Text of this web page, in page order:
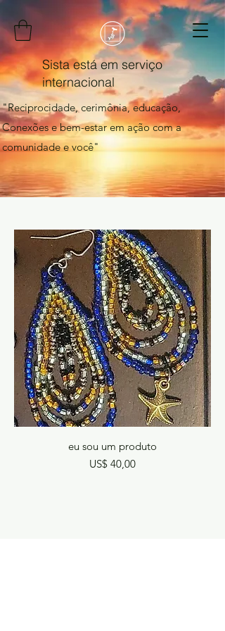
Sista está em serviço
internacional
"Reciprocidade, cerimônia, educação,
Conexões e bem-estar em ação com a
comunidade e você"
eu sou um produto
Preço
US$ 40,00